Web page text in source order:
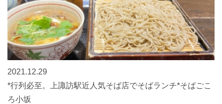
2021.12.29
*行列必至。上諏訪駅近人気そば店でそばランチ*そばごこ
ろ小坂